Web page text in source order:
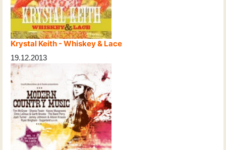
Krystal Keith - Whiskey & Lace
19.12.2013